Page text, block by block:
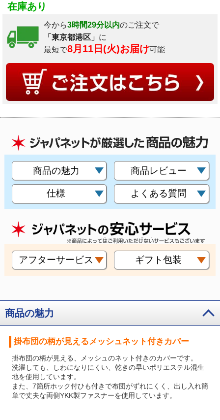
在庫あり
今から3時間29分以内のご注文で
「東京都港区」 に
最短で8月11日(火)お届け可能
商品の魅力 商品レビュー
仕様 よくある質問
アフターサービス ギフト包装
商品の魅力
掛布団の柄が見えるメッシュネット付きカバー
掛布団の柄が見える、メッシュのネット付きのカバーです。
洗濯しても、しわになりにくい、乾きの早いポリエステル混生
地を使用しています。
また、7箇所ホック付ひも付きで布団がずれにくく、出し入れ簡
単で丈夫な両側YKK製ファスナーを使用しています。